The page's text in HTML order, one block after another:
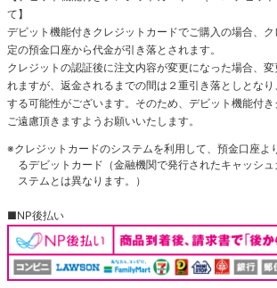
て】
デビット機能付きクレジットカードでご購入の場合、
定の預金口座から代金が引き落とされます。
クレジットの認証後に注文内容が変更になった場合、
れますが、返金されるまでの間は２重引き落としとな
する可能性がございます。そのため、デビット機能付
ご遠慮頂きますようお願いいたします。
※クレジットカードのシステムを利用して、預金口座よ
るデビットカード（金融機関で発行されたキャッシ
ステムとは異なります。）
■NP後払い